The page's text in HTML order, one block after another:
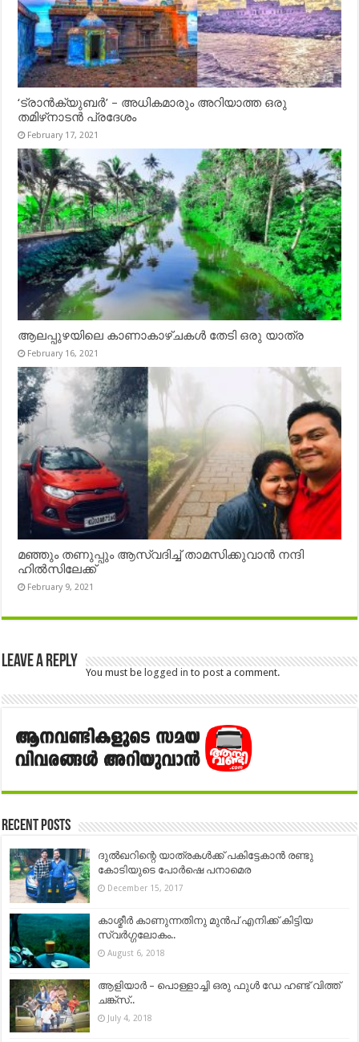
‘ട്രാൻക്യുബർ’ – അധികമാരും അറിയാത്ത ഒരു
തമിഴ്‌നാടൻ പ്രദേശം
February 17, 2021
ആലപ്പുഴയിലെ കാണാകാഴ്ചകൾ തേടി ഒരു യാത്ര
February 16, 2021
മഞ്ഞും തണുപ്പും ആസ്വദിച്ച് താമസിക്കുവാൻ നന്ദി
ഹിൽസിലേക്ക്
February 9, 2021
Leave a Reply
You must be logged in to post a comment.
Recent Posts
ദുല്‍ഖറിന്റെ യാത്രകള്‍ക്ക് പകിട്ടേകാന്‍ രണ്ടു
കോടിയുടെ പോര്‍ഷെ പനാമെര
December 15, 2017
കാശ്മീർ കാണുന്നതിനു മുൻപ് എനിക്ക് കിട്ടിയ
സ്വർഗ്ഗലോകം..
August 6, 2018
ആളിയാർ – പൊള്ളാച്ചി ഒരു ഫുൾ ഡേ ഹണ്ട് വിത്ത്
ചങ്ക്‌സ്..
July 4, 2018